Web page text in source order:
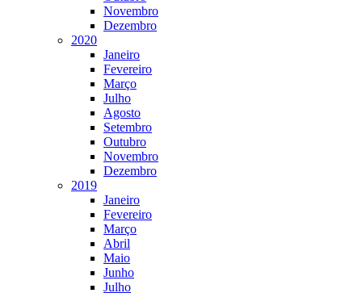
Novembro
Dezembro
2020
Janeiro
Fevereiro
Março
Julho
Agosto
Setembro
Outubro
Novembro
Dezembro
2019
Janeiro
Fevereiro
Março
Abril
Maio
Junho
Julho